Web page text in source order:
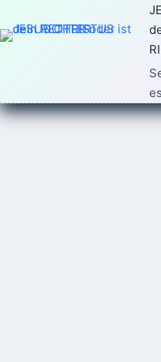
Inhalt